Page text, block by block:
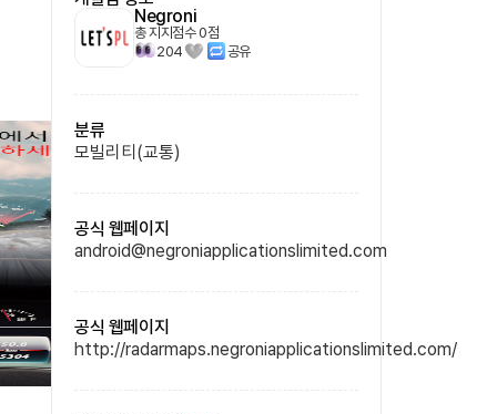
Negroni
총 지지점수0점
204
공유
분류
모빌리티(교통)
공식 웹페이지
android@negroniapplicationslimited.com
공식 웹페이지
http://radarmaps.negroniapplicationslimited.com/